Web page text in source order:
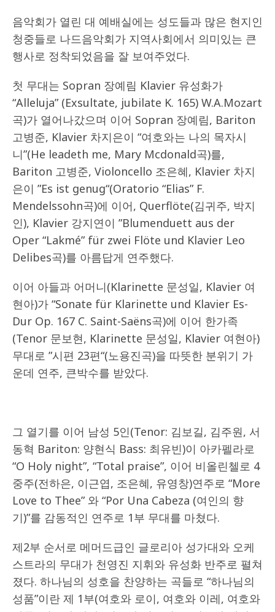
음악회가 열린 대 예배실에는 성도들과 많은 현지인
청중들로 나드음악회가 지역사회에서 의미있는 큰
행사로 정착되었음을 잘 보여주었다.
첫 무대는 Sopran 장예림 Klavier 유성화가
“Alleluja” (Exsultate, jubilate K. 165) W.A.Mozart
곡)가 열어나갔으며 이어 Sopran 장예림, Bariton
고병준, Klavier 차지은이 “여호와는 나의 목자시
니”(He leadeth me, Mary Mcdonald곡)를,
Bariton 고병준, Violoncello 조은혜, Klavier 차지
은이 ”Es ist genug“(Oratorio “Elias” F.
Mendelssohn곡)에 이어, Querflöte(김귀주, 박지
인), Klavier 강지연이 ”Blumenduett aus der
Oper “Lakmé” für zwei Flöte und Klavier Leo
Delibes곡)를 아름답게 연주했다.
이어 아들과 어머니(Klarinette 문성일, Klavier 여
현아)가 “Sonate für Klarinette und Klavier Es-
Dur Op. 167 C. Saint-Saëns곡)에 이어 한가족
(Tenor 문보현, Klarinette 문성일, Klavier 여현아)
무대로 ”시편 23편“(노용진곡)을 따뜻한 분위기 가
운데 연주, 큰박수를 받았다.
그 열기를 이어 남성 5인(Tenor: 김보길, 김주원, 서
동혁 Bariton: 양현식 Bass: 최유빈)이 아카펠라로
“O Holy night”, “Total praise”, 이어 비올린첼로 4
중주(전하은, 이근엽, 조은혜, 유영창)연주로 “More
Love to Thee” 와 “Por Una Cabeza (여인의 향
기)”를 감동적인 연주로 1부 무대를 마쳤다.
제2부 순서로 메머드급인 글로리아 성가대와 오케
스트라의 무대가 천영진 지휘와 유성화 반주로 펼쳐
졌다. 하나님의 성호을 찬양하는 곡들로 “하나님의
성품”이란 제 1부(여호와 로이, 여호와 이레, 여호와